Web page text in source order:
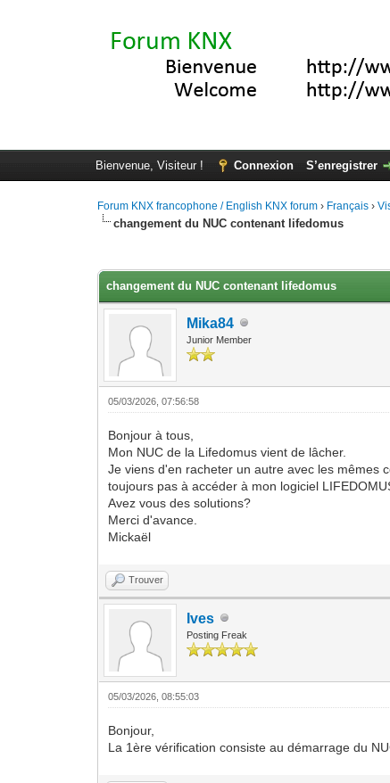
Bienvenue, Visiteur ! Connexion S’enregistrer
Forum KNX francophone / English KNX forum › Français ›
changement du NUC contenant lifedomus
changement du NUC contenant lifedomus
Mika84
Junior Member
05/03/2026, 07:56:58
Bonjour à tous,
Mon NUC de la Lifedomus vient de lâcher.
Je viens d'en racheter un autre avec les mêmes
toujours pas à accéder à mon logiciel
Avez vous des solutions?
Merci d'avance.
Mickaël
Trouver
Ives
Posting Freak
05/03/2026, 08:55:03
Bonjour,
La 1ère vérification consiste au démarrage du